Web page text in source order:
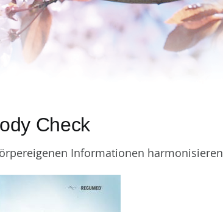
Check
Informationen harmonisieren